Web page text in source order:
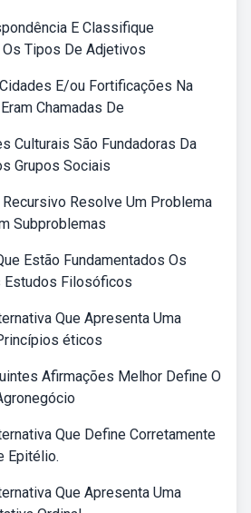
E Classifique
Tipos De Adjetivos
E/ou Fortificações Na
Chamadas De
Culturais São Fundadoras Da
Grupos Sociais
Resolve Um Problema
Subproblemas
Estão Fundamentados Os
Filosóficos
Que Apresenta Uma
éticos
Afirmações Melhor Define O
Que Define Corretamente
Epitélio.
Que Apresenta Uma